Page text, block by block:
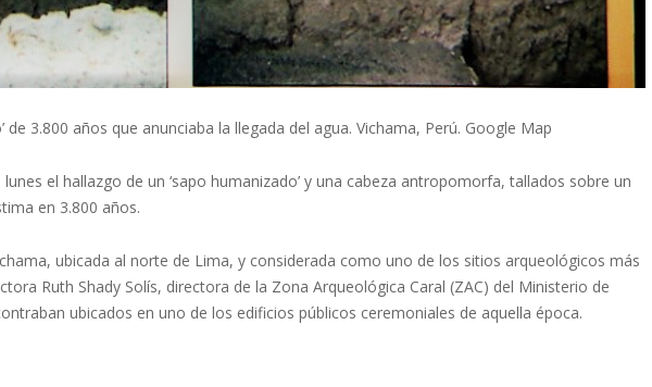
de 3.800 años que anunciaba la llegada del agua. Vichama, Perú. Google Map
el hallazgo de un ‘sapo humanizado’ y una cabeza antropomorfa, tallados sobre un
en 3.800 años.
ubicada al norte de Lima, y considerada como uno de los sitios arqueológicos más
Ruth Shady Solís, directora de la Zona Arqueológica Caral (ZAC) del Ministerio de
ubicados en uno de los edificios públicos ceremoniales de aquella época.